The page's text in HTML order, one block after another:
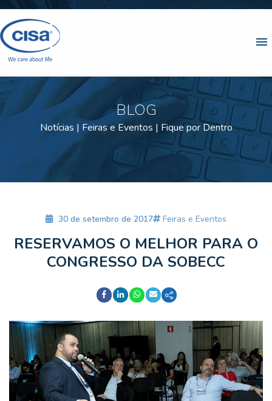
menu
BLOG
Notícias | Feiras e Eventos | Fique por Dentro
30 de setembro de 2017 Feiras e Eventos
RESERVAMOS O MELHOR PARA O
CONGRESSO DA SOBECC